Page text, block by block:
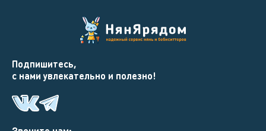
Подпишитесь,
с нами увлекательно и полезно!